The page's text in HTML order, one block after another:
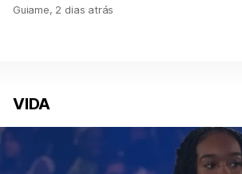
Guiame, 2 dias atrás
VIDA